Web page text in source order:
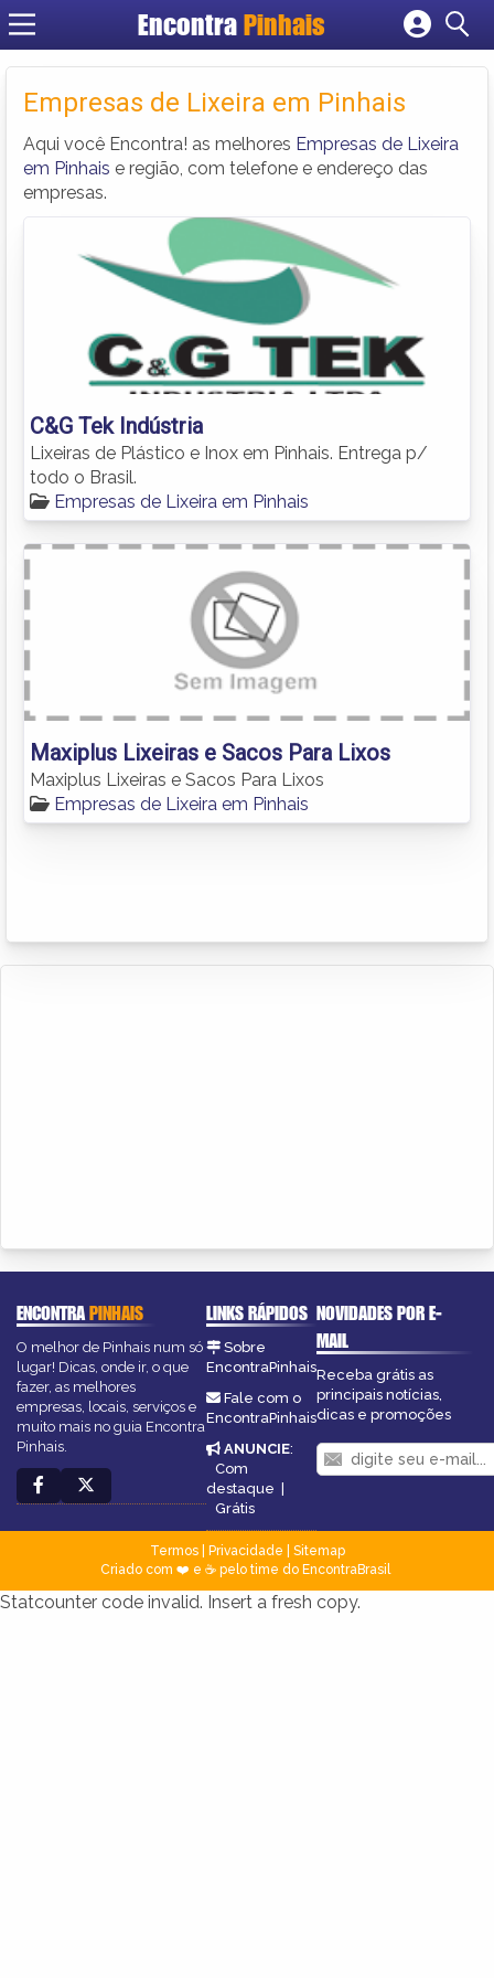
Encontra Pinhais
Cadastrar empresa
Criar conta
Empresas de Lixeira em Pinhais
Aqui você Encontra! as melhores Empresas de Lixeira
em Pinhais e região, com telefone e endereço das
empresas.
C&G Tek Indústria
Lixeiras de Plástico e Inox em Pinhais. Entrega p/
todo o Brasil.
Empresas de Lixeira em Pinhais
Maxiplus Lixeiras e Sacos Para Lixos
Maxiplus Lixeiras e Sacos Para Lixos
Empresas de Lixeira em Pinhais
ENCONTRAPINHAIS
O melhor de Pinhais num só
lugar! Dicas, onde ir, o que
fazer, as melhores
empresas, locais, serviços e
muito mais no guia Encontra
Pinhais.
LINKS RÁPIDOS
Sobre
EncontraPinhais
Fale com o
EncontraPinhais
ANUNCIE:
Com
destaque |
Grátis
NOVIDADES POR E-
MAIL
Receba grátis as
principais notícias,
dicas e promoções
Termos| Privacidade
Sitemap
Criado com ❤️ e ☕ pelo time do EncontraBrasil
Statcounter code invalid. Insert a fresh copy.